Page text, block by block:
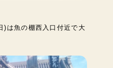
は魚の棚西入口付近で大